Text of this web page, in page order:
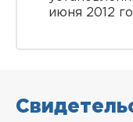
июня 2012